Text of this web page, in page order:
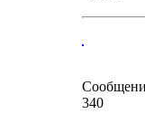
340